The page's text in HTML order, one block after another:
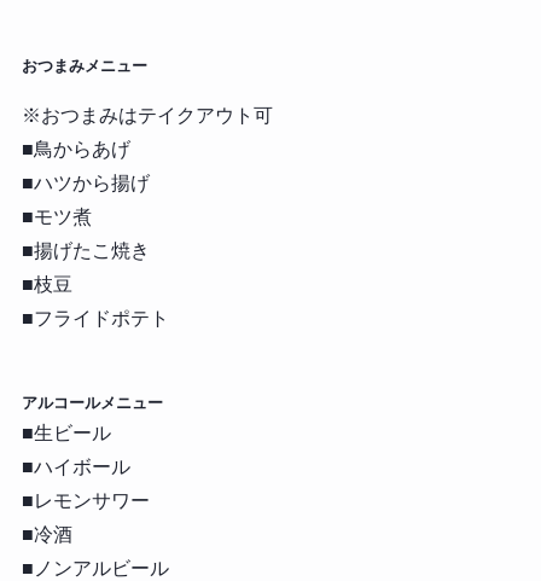
おつまみメニュー
※おつまみはテイクアウト可
■鳥からあげ
■ハツから揚げ
■モツ煮
■揚げたこ焼き
■枝豆
■フライドポテト
アルコールメニュー
■生ビール
■ハイボール
■レモンサワー
■冷酒
■ノンアルビール